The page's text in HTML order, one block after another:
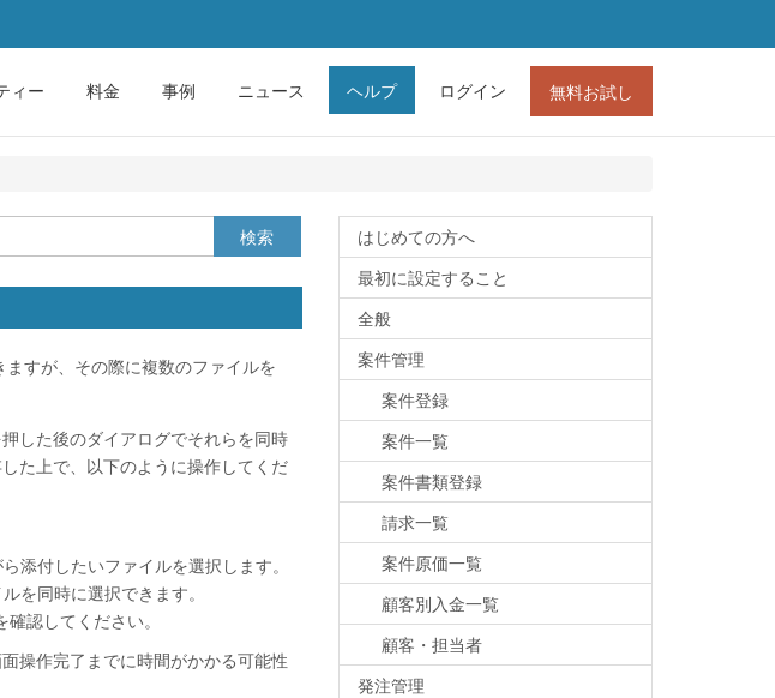
ィー 料金 事例 ニュース ヘルプ ログイン 無料お試し
検索
すが、その際に複数のファイルを
した後のダイアログでそれらを同時
た上で、以下のように操作してくだ
添付したいファイルを選択します。
を同時に選択できます。
認してください。
操作完了までに時間がかかる可能性
はじめての方へ
最初に設定すること
全般
案件管理
案件登録
案件一覧
案件書類登録
請求一覧
案件原価一覧
顧客別入金一覧
顧客・担当者
発注管理